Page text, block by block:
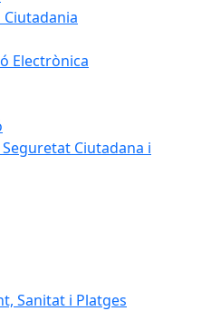
Ciutadania
Electrònica
Ciutadana i
Sanitat i Platges